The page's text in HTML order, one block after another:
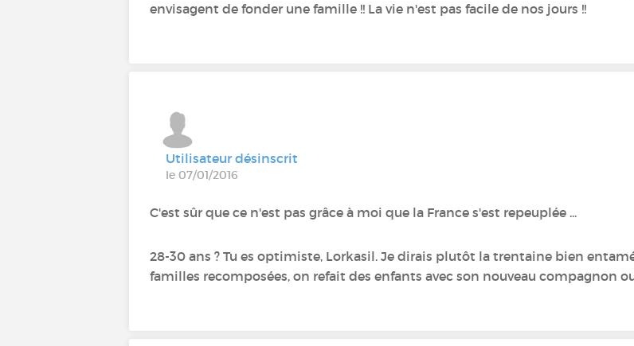
envisagent de fonder une famille !! La vie n'est pas facile de nos jours !!
Utilisateur désinscrit
le 07/01/2016
C'est sûr que ce n'est pas grâce à moi que la France s'est repeuplée ...
28-30 ans ? Tu es optimiste, Lorkasil. Je dirais plutôt la trentaine bien
familles recomposées, on refait des enfants avec son nouveau compagnon